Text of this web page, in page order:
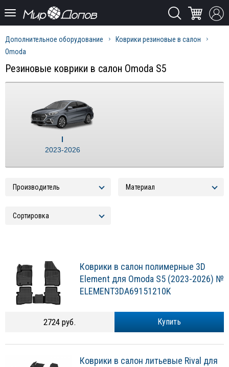
Дополнительное оборудование
Коврики резиновые в салон
Omoda
Резиновые коврики в салон Omoda S5
I
2023-2026
Коврики в салон полимерные 3D
Element для Omoda S5 (2023-2026) №
ELEMENT3DA69151210K
Купить
2724 руб.
Коврики в салон литьевые Rival для